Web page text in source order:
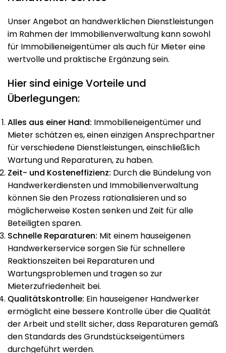
Unser Angebot an handwerklichen Dienstleistungen
im Rahmen der Immobilienverwaltung kann sowohl
für Immobilieneigentümer als auch für Mieter eine
wertvolle und praktische Ergänzung sein.
Hier sind einige Vorteile und
Überlegungen:
Alles aus einer Hand: Immobilieneigentümer und
Mieter schätzen es, einen einzigen Ansprechpartner
für verschiedene Dienstleistungen, einschließlich
Wartung und Reparaturen, zu haben.
Zeit- und Kosteneffizienz: Durch die Bündelung von
Handwerkerdiensten und Immobilienverwaltung
können Sie den Prozess rationalisieren und so
möglicherweise Kosten senken und Zeit für alle
Beteiligten sparen.
Schnelle Reparaturen: Mit einem hauseigenen
Handwerkerservice sorgen Sie für schnellere
Reaktionszeiten bei Reparaturen und
Wartungsproblemen und tragen so zur
Mieterzufriedenheit bei.
Qualitätskontrolle: Ein hauseigener Handwerker
ermöglicht eine bessere Kontrolle über die Qualität
der Arbeit und stellt sicher, dass Reparaturen gemäß
den Standards des Grundstückseigentümers
durchgeführt werden.